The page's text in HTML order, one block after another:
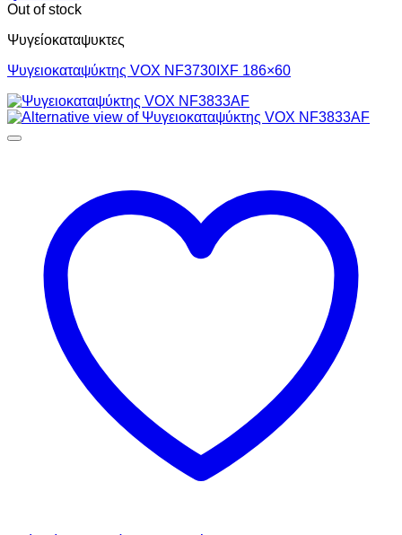
Out of stock
Ψυγείοκαταψυκτες
Ψυγειοκαταψύκτης VOX NF3730IXF 186×60